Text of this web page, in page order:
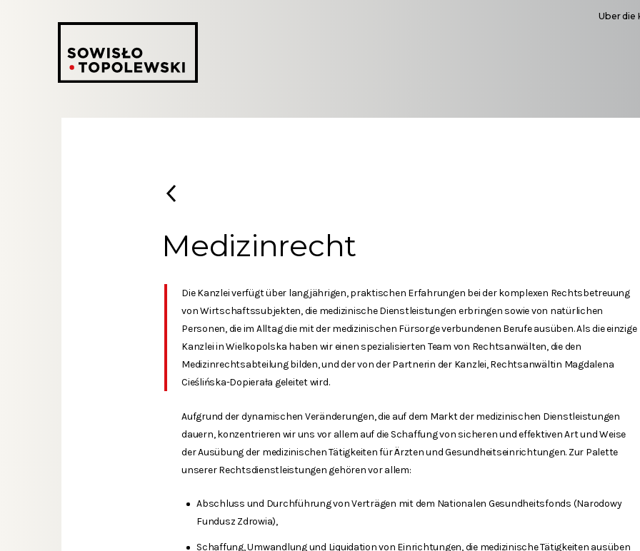
Uber die
Medizinrecht
Die Kanzlei verfügt über langjährigen, praktischen Erfahrungen bei der komplexen Rechtsbetreuung
von Wirtschaftssubjekten, die medizinische Dienstleistungen erbringen sowie von natürlichen
Personen, die im Alltag die mit der medizinischen Fürsorge verbundenen Berufe ausüben. Als die einzige
Kanzlei in Wielkopolska haben wir einen spezialisierten Team von Rechtsanwälten, die den
Medizinrechtsabteilung bilden, und der von der Partnerin der Kanzlei, Rechtsanwältin Magdalena
Cieślińska-Dopierała geleitet wird.
Aufgrund der dynamischen Veränderungen, die auf dem Markt der medizinischen Dienstleistungen
dauern, konzentrieren wir uns vor allem auf die Schaffung von sicheren und effektiven Art und Weise
der Ausübung der medizinischen Tätigkeiten für Ärzten und Gesundheitseinrichtungen. Zur Palette
unserer Rechtsdienstleistungen gehören vor allem:
Abschluss und Durchführung von Verträgen mit dem Nationalen Gesundheitsfonds (Narodowy
Fundusz Zdrowia),
Schaffung, Umwandlung und Liquidation von Einrichtungen, die medizinische Tätigkeiten ausüben